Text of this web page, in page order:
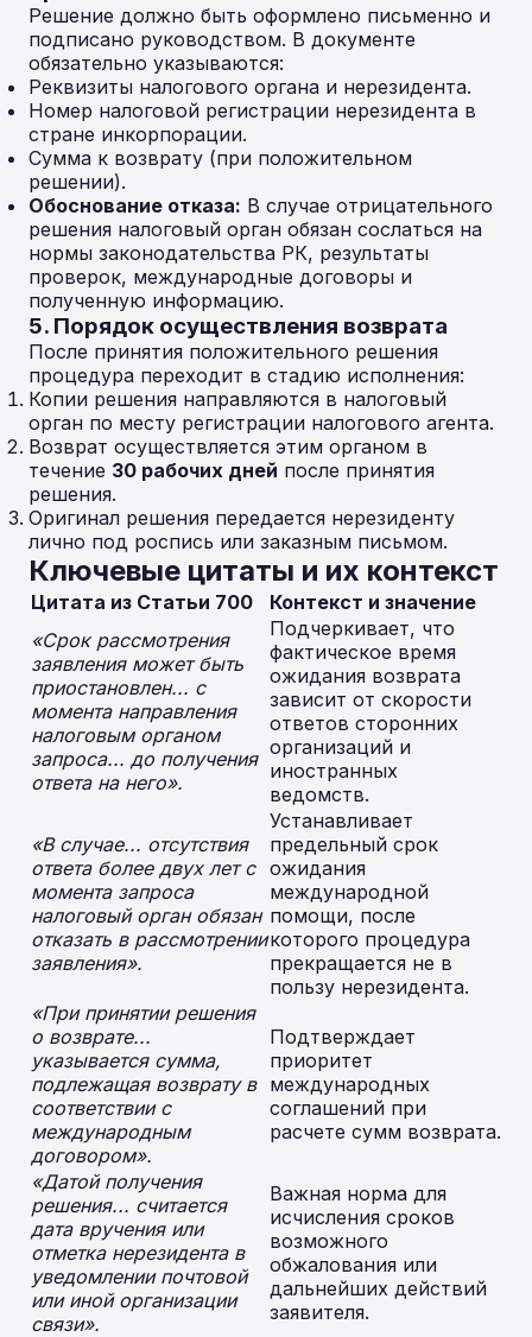
Решение должно быть оформлено письменно и
подписано руководством. В документе
обязательно указываются:
Реквизиты налогового органа и нерезидента.
Номер налоговой регистрации нерезидента в
стране инкорпорации.
Сумма к возврату (при положительном
решении).
Обоснование отказа: В случае отрицательного
решения налоговый орган обязан сослаться на
нормы законодательства РК, результаты
проверок, международные договоры и
полученную информацию.
5. Порядок осуществления возврата
После принятия положительного решения
процедура переходит в стадию исполнения:
Копии решения направляются в налоговый
орган по месту регистрации налогового агента.
Возврат осуществляется этим органом в
течение 30 рабочих дней после принятия
решения.
Оригинал решения передается нерезиденту
лично под роспись или заказным письмом.
Ключевые цитаты и их контекст
Цитата из Статьи 700
Контекст и значение
«Срок рассмотрения
заявления может быть
приостановлен... с
момента направления
налоговым органом
запроса... до получения
ответа на него».
Подчеркивает, что
фактическое время
ожидания возврата
зависит от скорости
ответов сторонних
организаций и
иностранных
ведомств.
«В случае... отсутствия
ответа более двух лет с
момента запроса
налоговый орган обязан
отказать в рассмотрении
заявления».
Устанавливает
предельный срок
ожидания
международной
помощи, после
которого процедура
прекращается не в
пользу нерезидента.
«При принятии решения
о возврате...
указывается сумма,
подлежащая возврату в
соответствии с
международным
договором».
Подтверждает
приоритет
международных
соглашений при
расчете сумм возврата.
«Датой получения
решения... считается
дата вручения или
отметка нерезидента в
уведомлении почтовой
или иной организации
связи».
Важная норма для
исчисления сроков
возможного
обжалования или
дальнейших действий
заявителя.